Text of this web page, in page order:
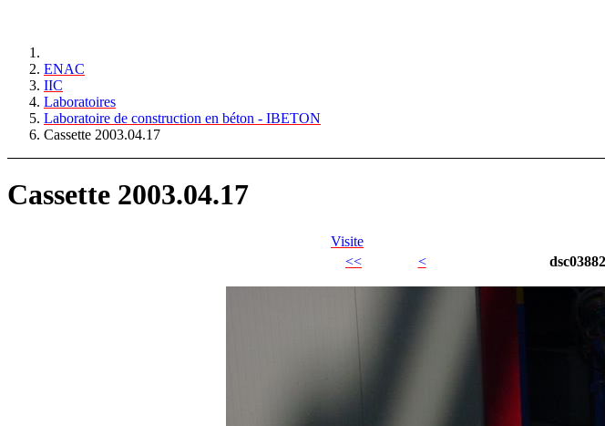
ENAC
IIC
Laboratoires
Laboratoire de construction en béton - IBETON
Cassette 2003.04.17
Cassette 2003.04.17
Visite
<<
<